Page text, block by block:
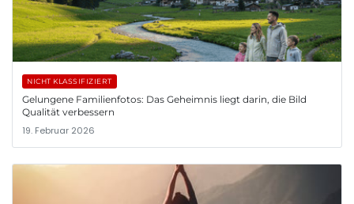
NICHT KLASSIFIZIERT
Gelungene Familienfotos: Das Geheimnis liegt darin, die Bild
Qualität verbessern
19. Februar 2026